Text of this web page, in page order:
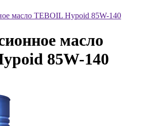
масло TEBOIL Hypoid 85W-140
масло
85W-140